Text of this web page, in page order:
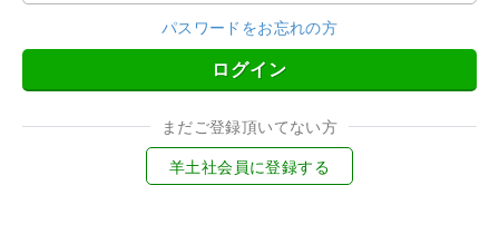
パスワードをお忘れの方
ログイン
まだご登録頂いてない方
羊土社会員に登録する